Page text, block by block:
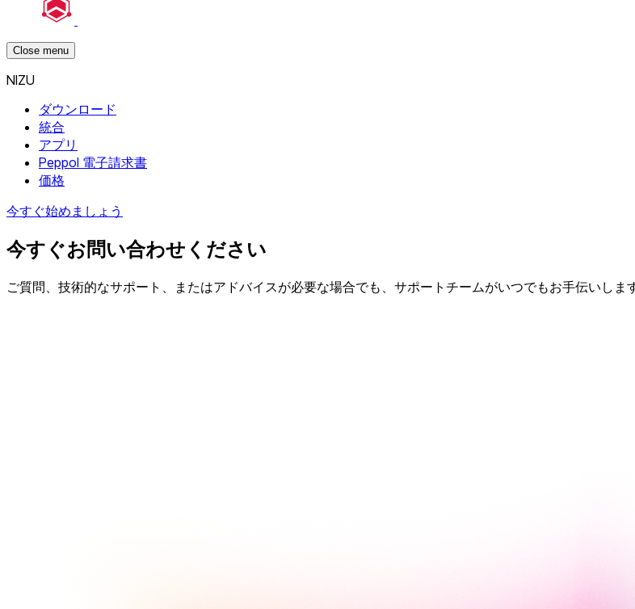
Close menu
NIZU
ダウンロード
統合
アプリ
Peppol 電子請求書
価格
今すぐ始めましょう
今すぐお問い合わせください
ご質問、技術的なサポート、またはアドバイスが必要な場合でも、サポートチームがいつでもお手伝いしま